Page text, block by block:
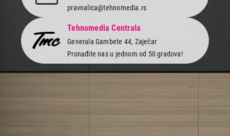
pravnalica@tehnomedia.rs
Tehnomedia Centrala
Generala Gambete 44, Zaječar
Pronađite nas u jednom od 50 gradova!